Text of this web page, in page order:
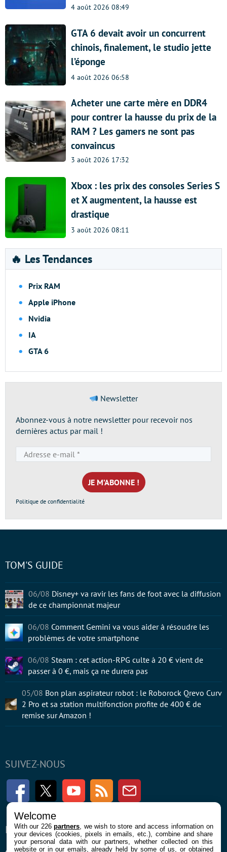
4 août 2026 08:49
GTA 6 devait avoir un concurrent
chinois, finalement, le studio jette
l’éponge
4 août 2026 06:58
Acheter une carte mère en DDR4
pour contrer la hausse du prix de la
RAM ? Les gamers ne sont pas
convaincus
3 août 2026 17:32
Xbox : les prix des consoles Series S
et X augmentent, la hausse est
drastique
3 août 2026 08:11
🔥 Les Tendances
Prix RAM
Apple iPhone
Nvidia
IA
GTA 6
Newsletter
Abonnez-vous à notre newsletter pour recevoir nos
dernières actus par mail !
e-
mail
*
Politique de confidentialité
SUIVEZ-NOUS
FacebookTwitter Youtube RSS Newsletter
ENTREPRISE À PROPOS
TOM'S GUIDE
06/08 Disney+ va ravir les fans de foot avec la diffusion
de ce championnat majeur
06/08 Comment Gemini va vous aider à résoudre les
problèmes de votre smartphone
06/08 Steam : cet action-RPG culte à 20 € vient de
passer à 0 €, mais ça ne durera pas
05/08 Bon plan aspirateur robot : le Roborock Qrevo Curv
2 Pro et sa station multifonction profite de 400 € de
remise sur Amazon !
Welcome
With our 226partners , we wish to store and access information on
your devices (cookies, pixels in emails, etc.), combine and share
your personal data with our partners, whether collected on this
website or in our emails, already held by some of us, or obtained